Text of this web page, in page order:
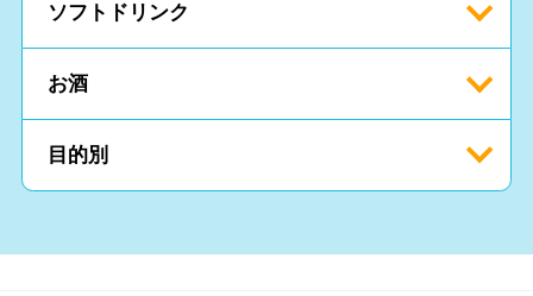
ソフトドリンク
お酒
目的別